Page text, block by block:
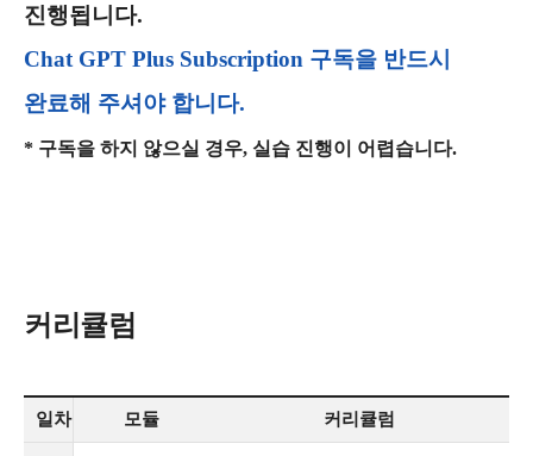
진행됩니다.
Chat GPT Plus Subscription 구독을 반드시
완료해 주셔야 합니다.
* 구독을 하지 않으실 경우, 실습 진행이 어렵습니다.
커리큘럼
일차 모듈 커리큘럼